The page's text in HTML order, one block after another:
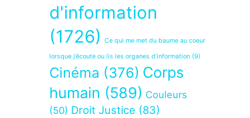
d'information
(1726)
Ce qui me met du baume au coeur
lorsque j’écoute ou lis les organes d’information (9)
Cinéma (376) Corps
humain (589) Couleurs
(50) Droit Justice (83)